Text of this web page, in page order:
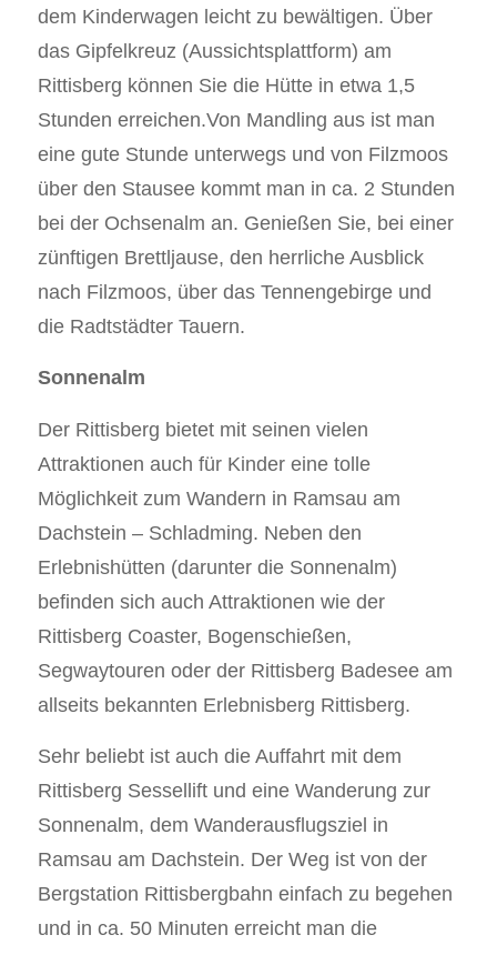
dem Kinderwagen leicht zu bewältigen. Über
das Gipfelkreuz (Aussichtsplattform) am
Rittisberg können Sie die Hütte in etwa 1,5
Stunden erreichen.Von Mandling aus ist man
eine gute Stunde unterwegs und von Filzmoos
über den Stausee kommt man in ca. 2 Stunden
bei der Ochsenalm an. Genießen Sie, bei einer
zünftigen Brettljause, den herrliche Ausblick
nach Filzmoos, über das Tennengebirge und
die Radtstädter Tauern.
Sonnenalm
Der Rittisberg bietet mit seinen vielen
Attraktionen auch für Kinder eine tolle
Möglichkeit zum Wandern in Ramsau am
Dachstein – Schladming. Neben den
Erlebnishütten (darunter die Sonnenalm)
befinden sich auch Attraktionen wie der
Rittisberg Coaster, Bogenschießen,
Segwaytouren oder der Rittisberg Badesee am
allseits bekannten Erlebnisberg Rittisberg.
Sehr beliebt ist auch die Auffahrt mit dem
Rittisberg Sessellift und eine Wanderung zur
Sonnenalm, dem Wanderausflugsziel in
Ramsau am Dachstein. Der Weg ist von der
Bergstation Rittisbergbahn einfach zu begehen
und in ca. 50 Minuten erreicht man die